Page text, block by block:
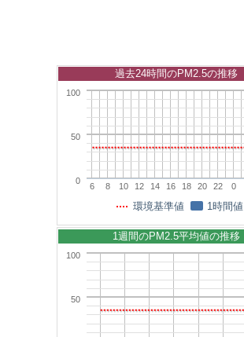
6 8 10 12 14 16 18 20 22 0
0
50
100
過去24時間のPM2.5の推移
環境基準値 1時間値
50
100
1週間のPM2.5平均値の推移